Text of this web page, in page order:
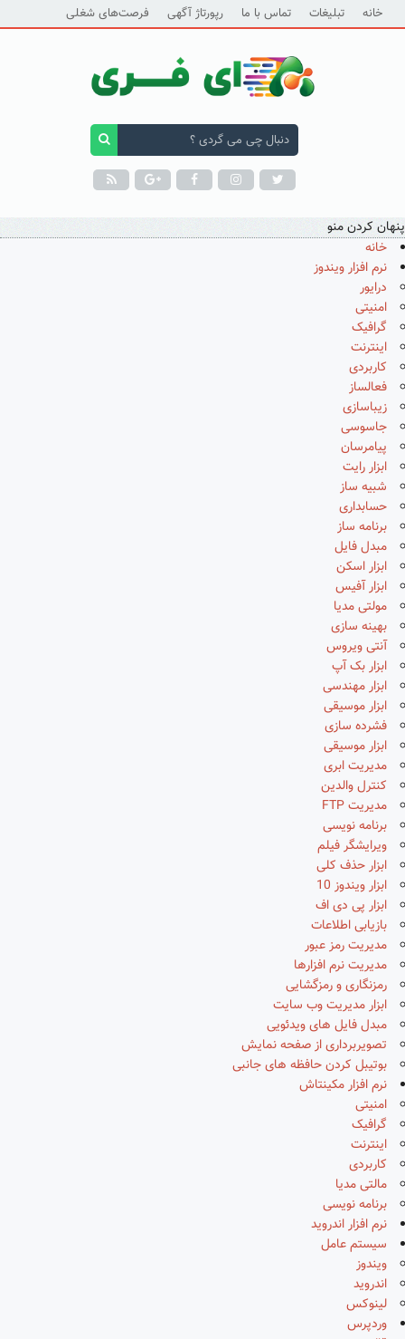
خانه تبلیغات تماس با ما رپورتاژ آگهی فرصت‌های شغلی
پنهان کردن منو
خانه
نرم افزار ویندوز
درایور
امنیتی
گرافیک
اینترنت
کاربردی
فعالساز
زیباسازی
جاسوسی
پیامرسان
ابزار رایت
شبیه ساز
حسابداری
برنامه ساز
مبدل فایل
ابزار اسکن
ابزار آفیس
مولتی مدیا
بهینه سازی
آنتی ویروس
ابزار بک آپ
ابزار مهندسی
ابزار موسیقی
فشرده سازی
ابزار موسیقی
مدیریت ابری
کنترل والدین
مدیریت FTP
برنامه نویسی
ویرایشگر فیلم
ابزار حذف کلی
ابزار ویندوز 10
ابزار پی دی اف
بازیابی اطلاعات
مدیریت رمز عبور
مدیریت نرم افزارها
رمزنگاری و رمزگشایی
ابزار مدیریت وب سایت
مبدل فایل های ویدئویی
تصویربرداری از صفحه نمایش
بوتیبل کردن حافظه های جانبی
نرم افزار مکینتاش
امنیتی
گرافیک
اینترنت
کاربردی
مالتی مدیا
برنامه نویسی
نرم افزار اندروید
سیستم عامل
ویندوز
اندروید
لینوکس
وردپرس